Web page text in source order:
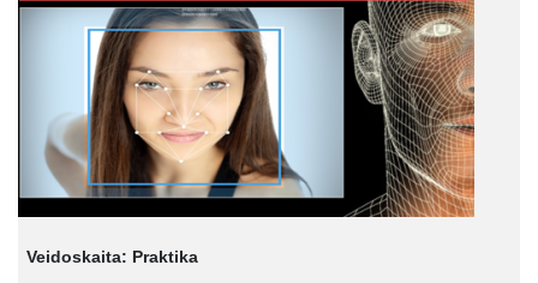
Veidoskaita: Praktika